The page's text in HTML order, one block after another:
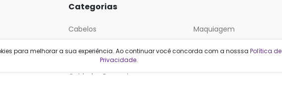
Categorias
Cabelos
Cosméticos
Cuidados Pessoais
Maquiagem
para melhorar a sua experiência. Ao continuar você concorda com a nosssa Política de
Privacidade.